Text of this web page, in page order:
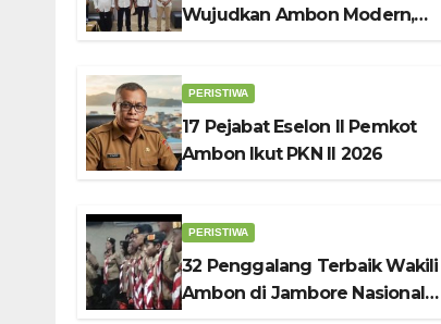
Wujudkan Ambon Modern,
PERISTIWA
17 Pejabat Eselon II Pemkot
Ambon Ikut PKN II 2026
PERISTIWA
32 Penggalang Terbaik Wakili
Ambon di Jambore Nasional